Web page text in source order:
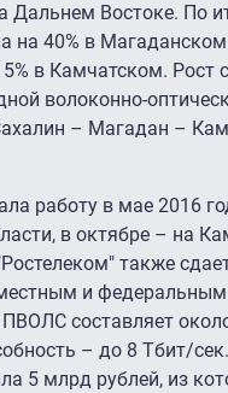
Дальнем Востоке. По
на 40% в
в Камчатском. Рост
волоконно-
– Магадан –
работу в мае 2016
в октябре – на
также
и
составляет
– до 8 Тбит/
5 млрд рублей, из